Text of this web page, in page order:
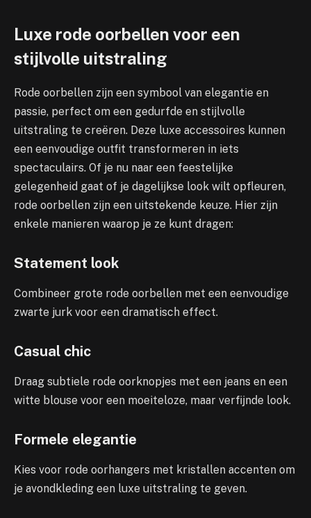
Luxe rode oorbellen voor een
stijlvolle uitstraling
Rode oorbellen zijn een symbool van elegantie en
passie, perfect om een gedurfde en stijlvolle
uitstraling te creëren. Deze luxe accessoires kunnen
een eenvoudige outfit transformeren in iets
spectaculairs. Of je nu naar een feestelijke
gelegenheid gaat of je dagelijkse look wilt opfleuren,
rode oorbellen zijn een uitstekende keuze. Hier zijn
enkele manieren waarop je ze kunt dragen:
Statement look
Combineer grote rode oorbellen met een eenvoudige
zwarte jurk voor een dramatisch effect.
Casual chic
Draag subtiele rode oorknopjes met een jeans en een
witte blouse voor een moeiteloze, maar verfijnde look.
Formele elegantie
Kies voor rode oorhangers met kristallen accenten om
je avondkleding een luxe uitstraling te geven.